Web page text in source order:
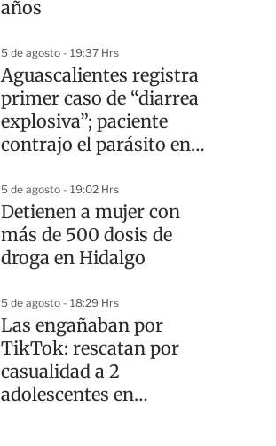
años
5 de agosto - 19:37 Hrs
Aguascalientes registra
primer caso de “diarrea
explosiva”; paciente
contrajo el parásito en
5 de agosto - 19:02 Hrs
Detienen a mujer con
más de 500 dosis de
droga en Hidalgo
5 de agosto - 18:29 Hrs
Las engañaban por
TikTok: rescatan por
casualidad a 2
adolescentes en